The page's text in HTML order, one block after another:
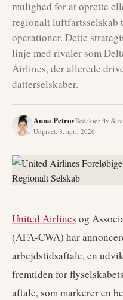
mulighed for at oprette
regionalt luftfartsselskab
operationer. Dette
linje med rivaler som
Airlines, der allerede
datterselskaber.
Anna PetrovRedaktør fly &
Udgivet: 8. april 2026
United Airlines og
(AFA-CWA) har
arbejdstidsaftale, en
fremtiden for
aftale, som markerer en